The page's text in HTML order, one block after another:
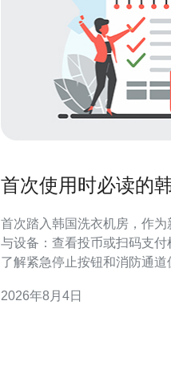
首次使用时必读的
首次踏入韩国洗衣机房，作
与设备：查看投币或扫码支付
了解紧急停止按钮和消防通
有破损的插座。遇到异味或漏
2026年8月4日